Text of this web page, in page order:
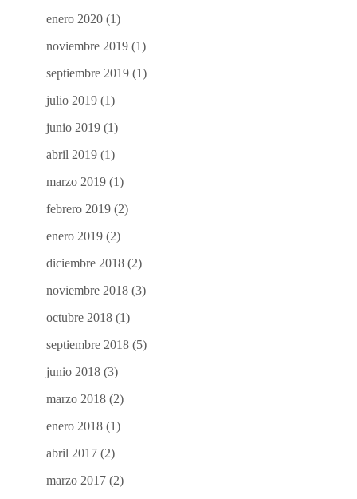
enero 2020 (1)
noviembre 2019 (1)
septiembre 2019 (1)
julio 2019 (1)
junio 2019 (1)
abril 2019 (1)
marzo 2019 (1)
febrero 2019 (2)
enero 2019 (2)
diciembre 2018 (2)
noviembre 2018 (3)
octubre 2018 (1)
septiembre 2018 (5)
junio 2018 (3)
marzo 2018 (2)
enero 2018 (1)
abril 2017 (2)
marzo 2017 (2)